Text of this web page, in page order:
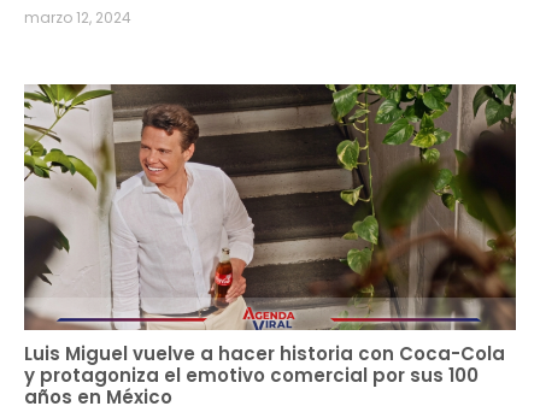
marzo 12, 2024
Luis Miguel vuelve a hacer historia con Coca-Cola
y protagoniza el emotivo comercial por sus 100
años en México